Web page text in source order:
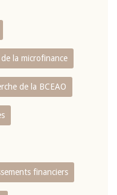
la microfinance
de la BCEAO
financiers